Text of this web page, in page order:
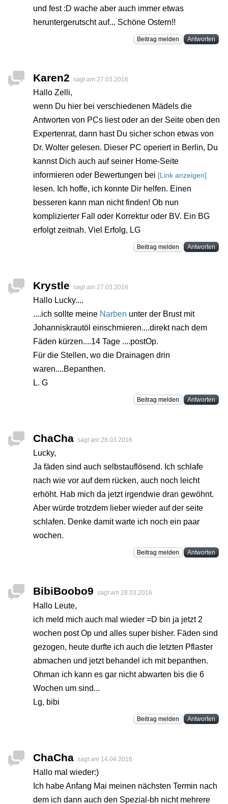
und fest :D wache aber auch immer etwas
heruntergerutscht auf... Schöne Ostern!!
Beitrag melden Antworten
Karen2 sagt am 27.03.2016
Hallo Zelli,
wenn Du hier bei verschiedenen Mädels die
Antworten von PCs liest oder an der Seite oben den
Expertenrat, dann hast Du sicher schon etwas von
Dr. Wolter gelesen. Dieser PC operiert in Berlin, Du
kannst Dich auch auf seiner Home-Seite
informieren oder Bewertungen bei [Link anzeigen]
lesen. Ich hoffe, ich konnte Dir helfen. Einen
besseren kann man nicht finden! Ob nun
komplizierter Fall oder Korrektur oder BV. Ein BG
erfolgt zeitnah. Viel Erfolg, LG
Beitrag melden Antworten
Krystle sagt am 27.03.2016
Hallo Lucky....
....ich sollte meine Narben unter der Brust mit
Johanniskrautöl einschmieren....direkt nach dem
Fäden kürzen....14 Tage ....postOp.
Für die Stellen, wo die Drainagen drin
waren....Bepanthen.
L. G
Beitrag melden Antworten
ChaCha sagt am 28.03.2016
Lucky,
Ja fäden sind auch selbstauflösend. Ich schlafe
nach wie vor auf dem rücken, auch noch leicht
erhöht. Hab mich da jetzt irgendwie dran gewöhnt.
Aber würde trotzdem lieber wieder auf der seite
schlafen. Denke damit warte ich noch ein paar
wochen.
Beitrag melden Antworten
BibiBoobo9 sagt am 28.03.2016
Hallo Leute,
ich meld mich auch mal wieder =D bin ja jetzt 2
wochen post Op und alles super bisher. Fäden sind
gezogen, heute durfte ich auch die letzten Pflaster
abmachen und jetzt behandel ich mit bepanthen.
Ohman ich kann es gar nicht abwarten bis die 6
Wochen um sind...
Lg, bibi
Beitrag melden Antworten
ChaCha sagt am 14.04.2016
Hallo mal wieder:)
Ich habe Anfang Mai meinen nächsten Termin nach
dem ich dann auch den Spezial-bh nicht mehrere